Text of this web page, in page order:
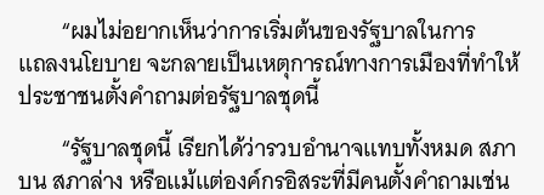
“ผมไม่อยากเห็นว่าการเริ่มต้นของรัฐบาลในการ
แถลงนโยบาย จะกลายเป็นเหตุการณ์ทางการเมืองที่ทำให้
ประชาชนตั้งคำถามต่อรัฐบาลชุดนี้
“รัฐบาลชุดนี้ เรียกได้ว่ารวบอำนาจแทบทั้งหมด สภา
บน สภาล่าง หรือแม้แต่องค์กรอิสระที่มีคนตั้งคำถามเช่น